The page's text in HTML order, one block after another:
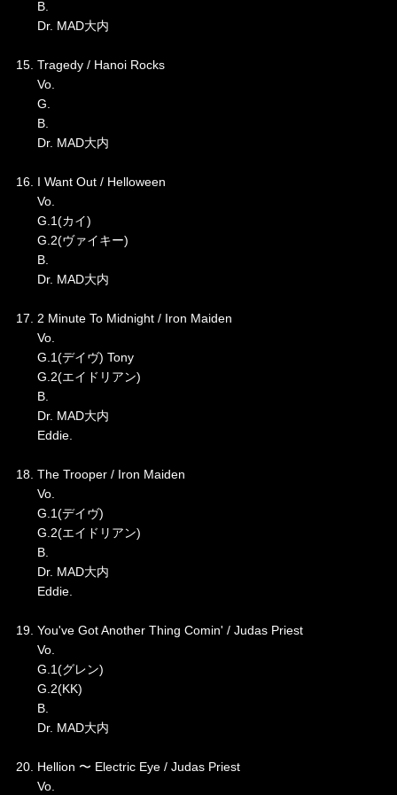
B.
Dr. MAD大内
15. Tragedy / Hanoi Rocks
Vo.
G.
B.
Dr. MAD大内
16. I Want Out / Helloween
Vo.
G.1(カイ)
G.2(ヴァイキー)
B.
Dr. MAD大内
17. 2 Minute To Midnight / Iron Maiden
Vo.
G.1(デイヴ) Tony
G.2(エイドリアン)
B.
Dr. MAD大内
Eddie.
18. The Trooper / Iron Maiden
Vo.
G.1(デイヴ)
G.2(エイドリアン)
B.
Dr. MAD大内
Eddie.
19. You've Got Another Thing Comin' / Judas Priest
Vo.
G.1(グレン)
G.2(KK)
B.
Dr. MAD大内
20. Hellion 〜 Electric Eye / Judas Priest
Vo.